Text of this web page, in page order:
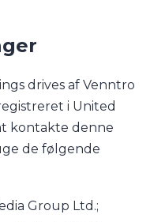
drives af Venntro
i United
kontakte denne
de følgende
Group Ltd.;